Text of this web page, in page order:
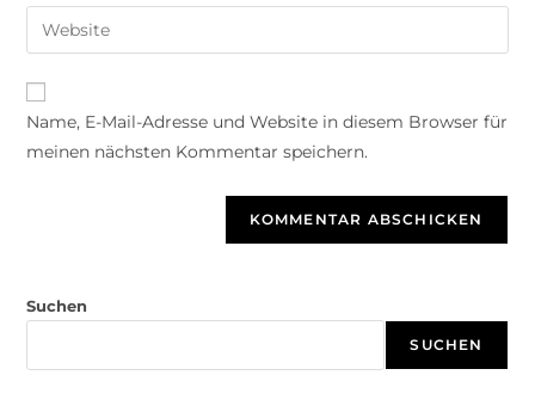
Name, E-Mail-Adresse und Website in diesem Browser für
meinen nächsten Kommentar speichern.
Suchen
SUCHEN